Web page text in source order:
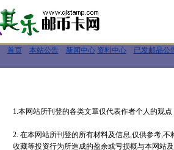
首页 本站公告 新闻中心 资料中心 已发邮品公
1.本网站所刊登的各类文章仅代表作者个人的观
2. 在本网站所刊登的所有材料及信息,仅供参考,
收藏等投资行为所造成的盈余或亏损概与本网站